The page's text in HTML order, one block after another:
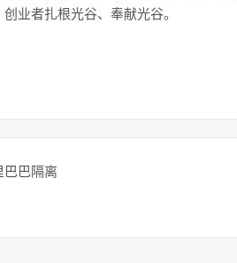
业者扎根光谷、奉献光谷。
巴巴隔离